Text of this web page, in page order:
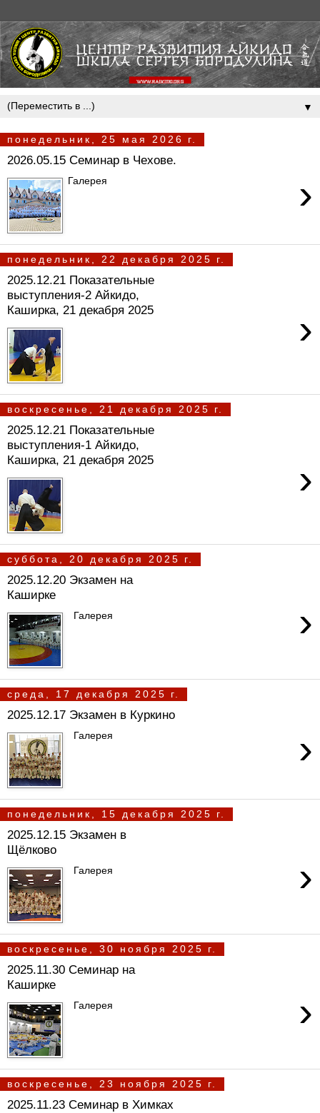
▼
понедельник, 25 мая 2026 г.
2026.05.15 Семинар в Чехове.
›
Галерея
понедельник, 22 декабря 2025 г.
2025.12.21 Показательные
выступления-2 Айкидо,
Каширка, 21 декабря 2025
›
воскресенье, 21 декабря 2025 г.
2025.12.21 Показательные
выступления-1 Айкидо,
Каширка, 21 декабря 2025
›
суббота, 20 декабря 2025 г.
2025.12.20 Экзамен на
Каширке
›
Галерея
среда, 17 декабря 2025 г.
2025.12.17 Экзамен в Куркино
›
Галерея
понедельник, 15 декабря 2025 г.
2025.12.15 Экзамен в
Щёлково
›
Галерея
воскресенье, 30 ноября 2025 г.
2025.11.30 Семинар на
Каширке
›
Галерея
воскресенье, 23 ноября 2025 г.
2025.11.23 Семинар в Химках